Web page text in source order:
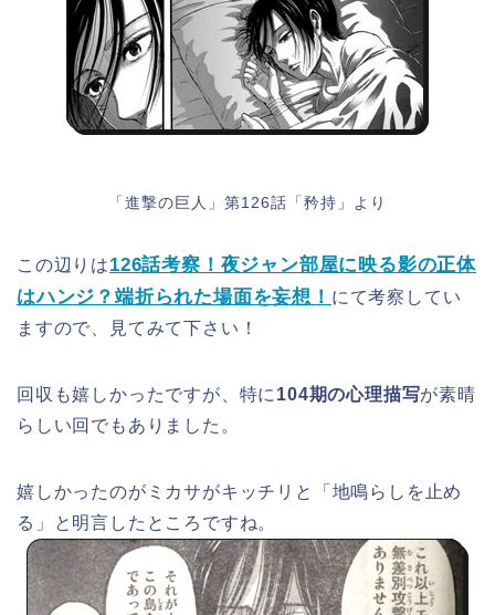
「進撃の巨人」第126話「矜持」より
この辺りは126話考察！夜ジャン部屋に映る影の正体
はハンジ？端折られた場面を妄想！ にて考察してい
ますので、見てみて下さい！
回収も嬉しかったですが、特に104期の心理描写が素晴
らしい回でもありました。
嬉しかったのがミカサがキッチリと「地鳴らしを止め
る」と明言したところですね。